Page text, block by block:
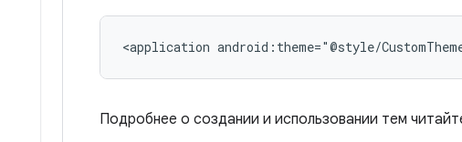
<application android:theme="@style/
Подробнее о создании и использовании тем